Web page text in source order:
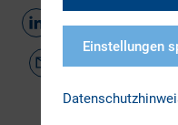
Teilen
Einstellungen